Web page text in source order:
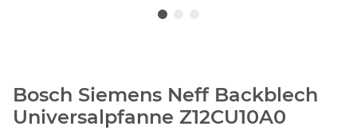
Bosch Siemens Neff Backblech
Universalpfanne Z12CU10A0